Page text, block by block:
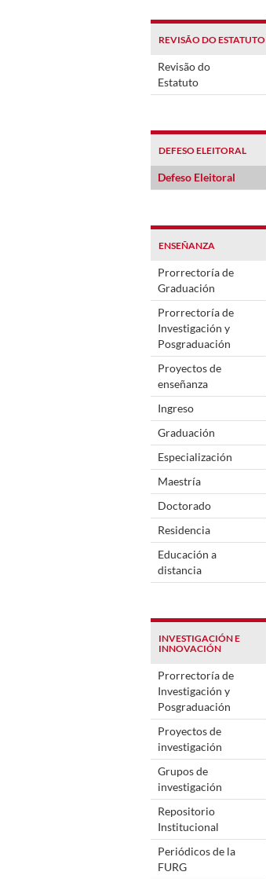
REVISÃO DO ESTATUTO
Revisão do
Estatuto
DEFESO ELEITORAL
Defeso Eleitoral
ENSEÑANZA
Prorrectoría de
Graduación
Prorrectoría de
Investigación y
Posgraduación
Proyectos de
enseñanza
Ingreso
Graduación
Especialización
Maestría
Doctorado
Residencia
Educación a
distancia
INVESTIGACIÓN E
INNOVACIÓN
Prorrectoría de
Investigación y
Posgraduación
Proyectos de
investigación
Grupos de
investigación
Repositorio
Institucional
Periódicos de la
FURG